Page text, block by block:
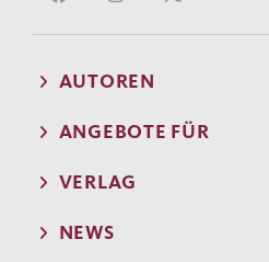
AUTOREN
ANGEBOTE FÜR
VERLAG
NEWS